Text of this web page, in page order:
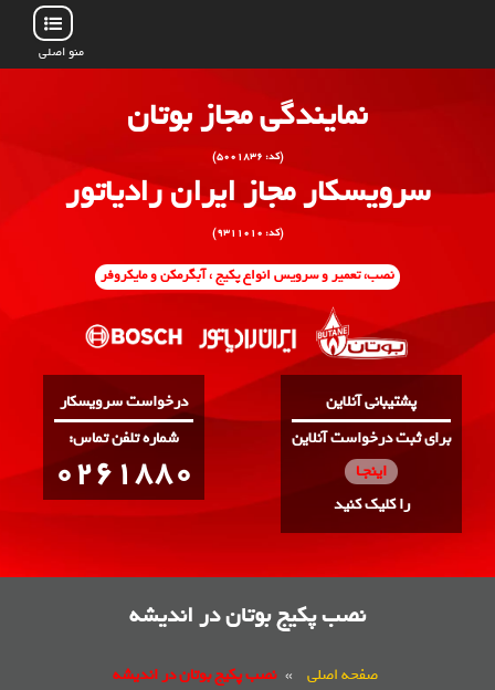
منو اصلی
نمایندگی مجاز بوتان
(کد: ۵۰۰۱۸۳۶)
سرویسکار مجاز ایران رادیاتور
(کد: ۹۳۱۱۰۱۰)
نصب، تعمیر و سرویس انواع پکیج ، آبگرمکن و مایکروفر
پشتیبانی آنلاین
برای ثبت درخواست آنلاین
اینجـا
را کلیک کنید
درخواست سرویسکار
:شماره تلفن تماس
0261880
نصب پکیج بوتان در اندیشه
صفحه اصلی » نصب پکیج بوتان در اندیشه